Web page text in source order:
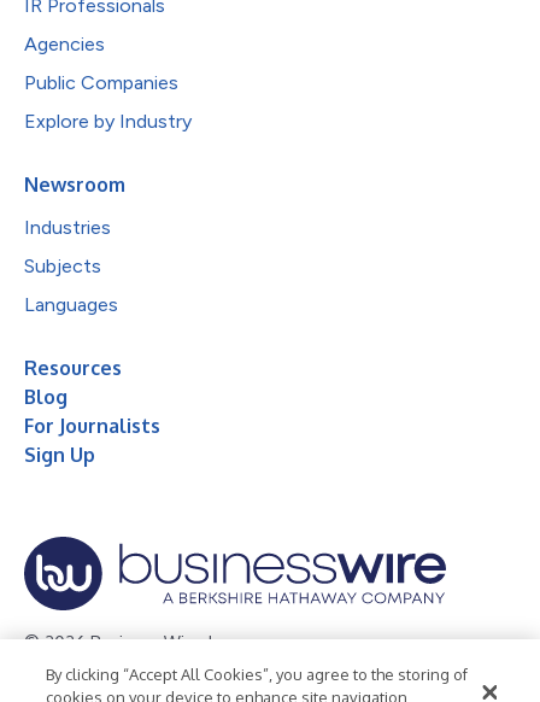
IR Professionals
Agencies
Public Companies
Explore by Industry
Newsroom
Industries
Subjects
Languages
Resources
Blog
For Journalists
Sign Up
© 2026 Business Wire, Inc.
Privacy Policy Cookie Policy Accessibility Statement
By clicking “Accept All Cookies”, you agree to the storing of
cookies on your device to enhance site navigation,